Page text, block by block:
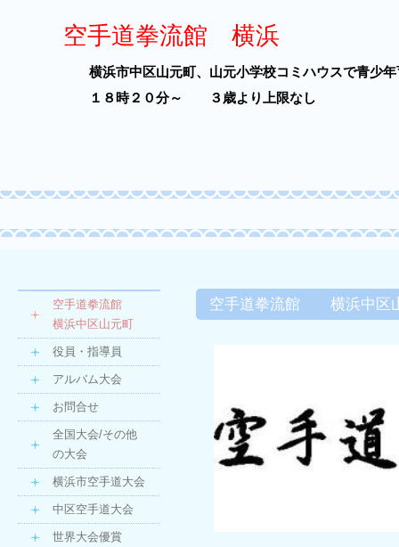
空手道拳流館 横浜
横浜市中区山元町、山元小学校コミハウスで青少
１８時２０分～ ３歳より上限なし
空手道拳流館 横浜中区
空手道拳流館
横浜中区山元町
役員・指導員
アルバム大会
お問合せ
全国大会/その他
の大会
横浜市空手道大会
中区空手道大会
世界大会優賞